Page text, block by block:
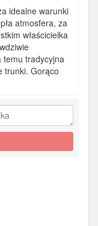
idealne warunki
atmosfera, za
właścicielka
temu tradycyjna
trunki. Gorąco